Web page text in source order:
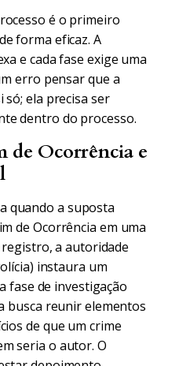
é o primeiro
forma eficaz. A
e cada fase exige uma
erro pensar que a
ela precisa ser
dentro do processo.
Ocorrência e
quando a suposta
de Ocorrência em uma
a autoridade
instaura um
fase de investigação
busca reunir elementos
de que um crime
seria o autor. O